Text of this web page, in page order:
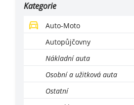
Kategorie
Auto-Moto
Autopůjčovny
Nákladní auta
Osobní a užitková auta
Ostatní